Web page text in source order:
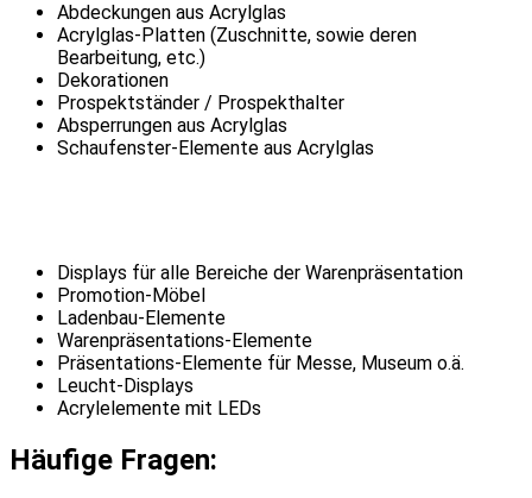
Abdeckungen aus Acrylglas
Acrylglas-Platten (Zuschnitte, sowie deren
Bearbeitung, etc.)
Dekorationen
Prospektständer / Prospekthalter
Absperrungen aus Acrylglas
Schaufenster-Elemente aus Acrylglas
Displays für alle Bereiche der Warenpräsentation
Promotion-Möbel
Ladenbau-Elemente
Warenpräsentations-Elemente
Präsentations-Elemente für Messe, Museum o.ä.
Leucht-Displays
Acrylelemente mit LEDs
Häufige Fragen: